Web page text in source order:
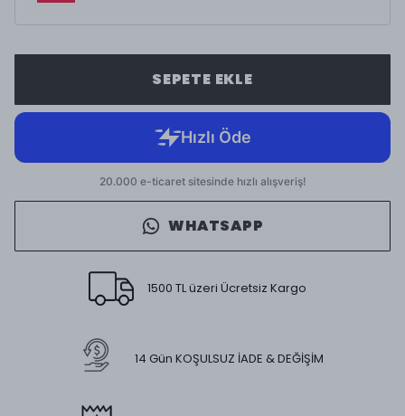
SEPETE EKLE
WHATSAPP
1500 TL üzeri Ücretsiz Kargo
14 Gün KOŞULSUZ İADE & DEĞİŞİM